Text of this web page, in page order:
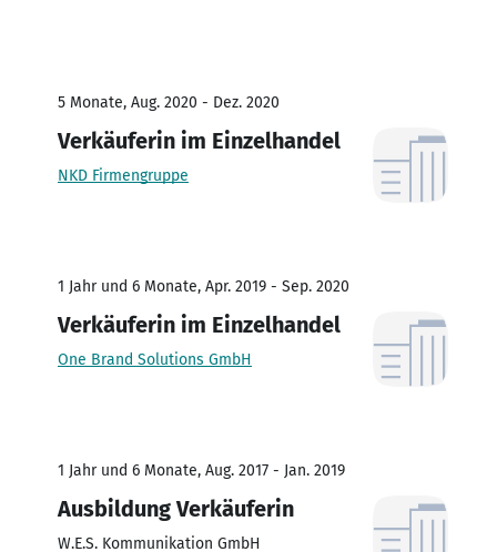
5 Monate, Aug. 2020 - Dez. 2020
Verkäuferin im Einzelhandel
NKD Firmengruppe
1 Jahr und 6 Monate, Apr. 2019 - Sep. 2020
Verkäuferin im Einzelhandel
One Brand Solutions GmbH
1 Jahr und 6 Monate, Aug. 2017 - Jan. 2019
Ausbildung Verkäuferin
W.E.S. Kommunikation GmbH